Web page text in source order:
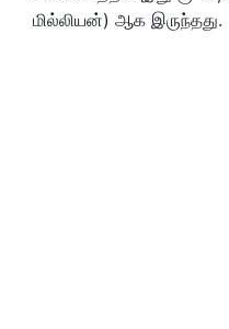
மில்லியன்) ஆக இருந்தது.